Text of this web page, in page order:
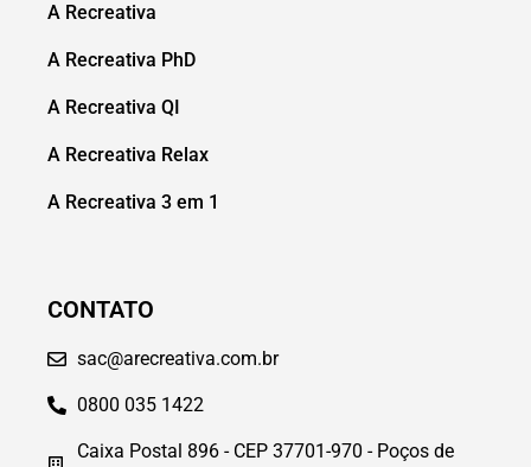
A Recreativa
A Recreativa PhD
A Recreativa QI
A Recreativa Relax
A Recreativa 3 em 1
CONTATO
sac@arecreativa.com.br
0800 035 1422
Caixa Postal 896 - CEP 37701-970 - Poços de